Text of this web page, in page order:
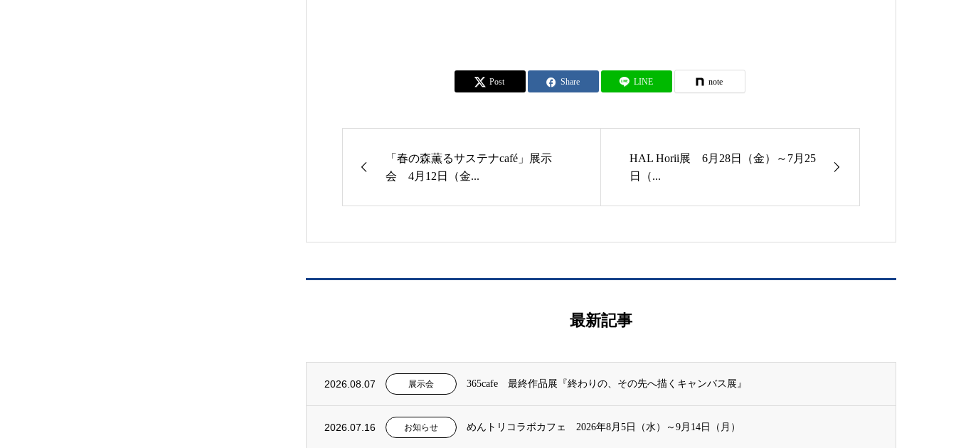
Post Share LINE note
「春の森薫るサステナcafé」展示
会 4月12日（金...
HAL Horii展 6月28日（金）～7月25
日（...
最新記事
2026.08.07 展示会 365cafe 最終作品展『終わりの、その先へ描くキャンバス展』
2026.07.16 お知らせ めんトリコラボカフェ 2026年8月5日（水）～9月14日（月）